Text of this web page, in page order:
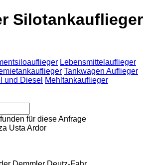
Silotankauflieger
Lebensmittelauflieger
Tankwagen Auflieger
und Diesel Mehltankauflieger
für diese Anfrage
Usta Ardor